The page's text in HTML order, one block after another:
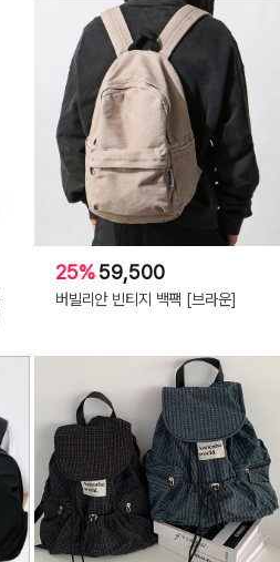
25%59,500
버빌리안 빈티지 백팩 [브라운]